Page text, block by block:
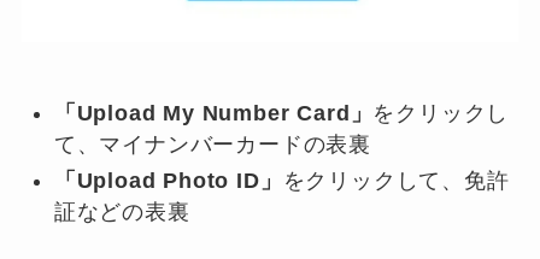
「Upload My Number Card」 をクリックし
て、マイナンバーカードの表裏
「Upload Photo ID」
をクリックして、免許
証などの表裏